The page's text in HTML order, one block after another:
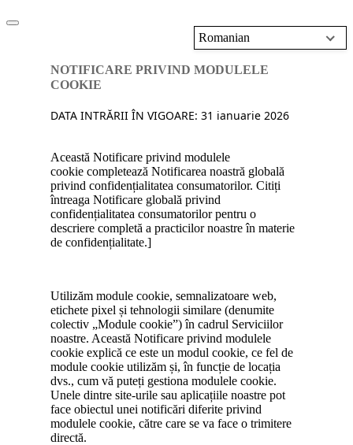
Romanian
NOTIFICARE PRIVIND MODULELE
COOKIE
DATA INTRĂRII ÎN VIGOARE: 31 ianuarie 2026
Această Notificare privind modulele
cookie completează Notificarea noastră globală
privind confidențialitatea consumatorilor. Citiți
întreaga Notificare globală privind
confidențialitatea consumatorilor pentru o
descriere completă a practicilor noastre în materie
de confidențialitate.]
Utilizăm module cookie, semnalizatoare web,
etichete pixel și tehnologii similare (denumite
colectiv „Module cookie”) în cadrul Serviciilor
noastre. Această Notificare privind modulele
cookie explică ce este un modul cookie, ce fel de
module cookie utilizăm și, în funcție de locația
dvs., cum vă puteți gestiona modulele cookie.
Unele dintre site-urile sau aplicațiile noastre pot
face obiectul unei notificări diferite privind
modulele cookie, către care se va face o trimitere
directă.